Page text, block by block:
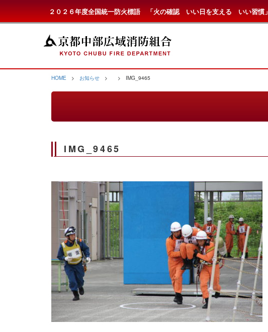
２０２６年度全国統一防火標語 「火の確認 いい日を支える いい習慣」
HOME > お知らせ > > IMG_9465
IMG_9465